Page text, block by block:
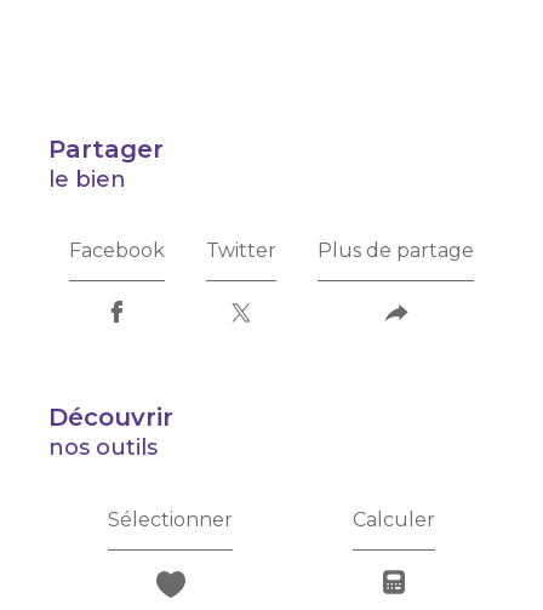
partager
le bien
Facebook Twitter Plus de partage
découvrir
nos outils
Sélectionner Calculer